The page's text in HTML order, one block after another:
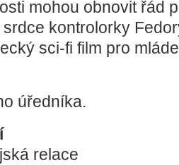
mohou obnovit řád
kontrolorky
sci-fi film pro
úředníka.
relace